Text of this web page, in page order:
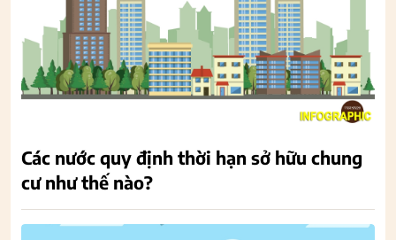
Các nước quy định thời hạn sở hữu chung
cư như thế nào?